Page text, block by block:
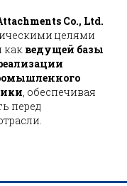
Co., Ltd.
целями
как ведущей базы
, обеспечивая
перед